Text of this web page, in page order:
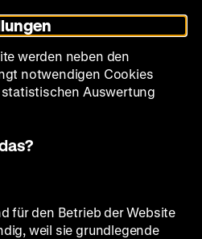
Bibliothek –
in
werden neben den
notwendigen Cookies
Auswertung
für den Betrieb der Website
weil sie grundlegende